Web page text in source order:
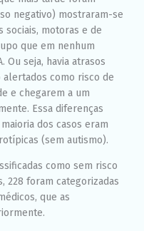
negativo) mostraram-se
sociais, motoras e de
que em nenhum
Ou seja, havia atrasos
como risco de
e chegarem a um
Essa diferenças
dos casos eram
(sem autismo).
como sem risco
228 foram categorizadas
que as